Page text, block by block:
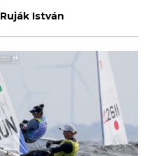
Ruják István